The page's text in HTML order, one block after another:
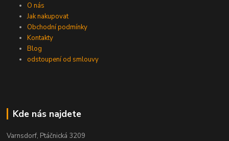
O nás
Jak nakupovat
Obchodní podmínky
Kontakty
Blog
odstoupení od smlouvy
Kde nás najdete
Varnsdorf, Ptáčnická 3209